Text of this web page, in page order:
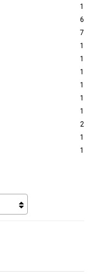
1
6
7
1
1
1
1
1
1
2
1
1